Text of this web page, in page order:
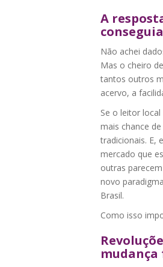
A
Não achei
Mas o cheiro
tantos outros
acervo, a
Se o leitor
mais chance
tradicionais. E,
mercado que
outras
novo
Brasil.
Como isso
mudança